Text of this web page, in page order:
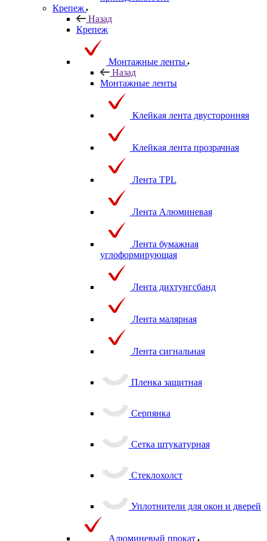
Крепеж
Назад
Крепеж
Монтажные ленты
Назад
Монтажные ленты
Клейкая лента двусторонняя
Клейкая лента прозрачная
Лента TPL
Лента Алюминевая
Лента бумажная
углоформирующая
Лента дихтунгсбанд
Лента малярная
Лента сигнальная
Пленка защитная
Серпянка
Сетка штукатурная
Стеклохолст
Уплотнители для окон и дверей
Алюминевый прокат